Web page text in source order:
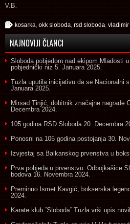
V.B.
kosarka okk sloboda rsd sloboda
NAJNOVIJI ČLANCI
Sloboda pobjedom nad ekipom Mladosti
pobjednički niz 5. Januara 2025.
Tuzla uputila inicijativu da se Nacionalni
Januara 2025.
Mirsad Tinjić, dobitnik značajne nagrade
Decembra 2024.
105 godina RSD Sloboda 20. Decembra
Ponosni na 105 godina postojanja 30.
Izvjestaj sa Balkanskog prvenstva u
Prva pobjeda u prvenstvu: Odbojkašice
bodova 16. Novembra 2024.
Preminuo Ismet Kavgić, bokserska
2024.
Karate klub ˝Sloboda˝ Tuzla vrši upis